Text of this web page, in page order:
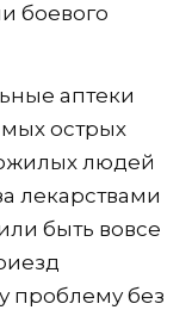
боевого
аптеки
острых
людей
лекарствами
быть вовсе
проблему без